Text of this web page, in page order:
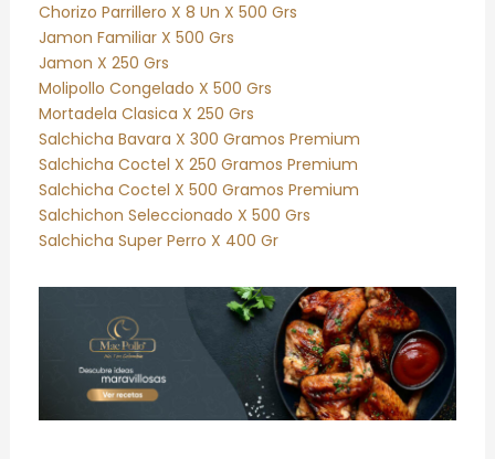
Chorizo Parrillero X 8 Un X 500 Grs
Jamon Familiar X 500 Grs
Jamon X 250 Grs
Molipollo Congelado X 500 Grs
Mortadela Clasica X 250 Grs
Salchicha Bavara X 300 Gramos Premium
Salchicha Coctel X 250 Gramos Premium
Salchicha Coctel X 500 Gramos Premium
Salchichon Seleccionado X 500 Grs
Salchicha Super Perro X 400 Gr